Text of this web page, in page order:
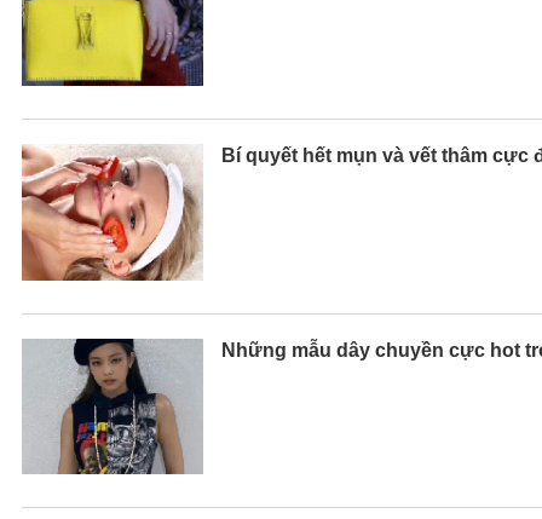
Bí quyết hết mụn và vết thâm cực
Những mẫu dây chuyền cực hot